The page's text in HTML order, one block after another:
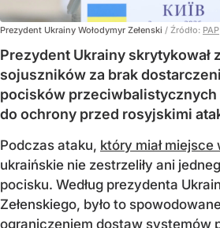
Prezydent Ukrainy Wołodymyr Zełenski / Źródło: PAP
Prezydent Ukrainy skrytykował
sojuszników za brak
pocisków przeciwbalistycznych
do ochrony przed rosyjskimi
Podczas ataku, który miał
ukraińskie nie zestrzeliły ani
pocisku. Według prezydenta
Zełenskiego, było to
ograniczeniem dostaw systemów